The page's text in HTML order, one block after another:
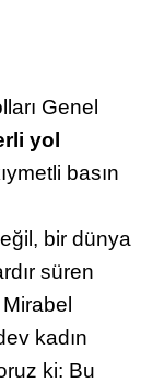
Genel
yol
basın
bir dünya
süren
kadın
ki: Bu